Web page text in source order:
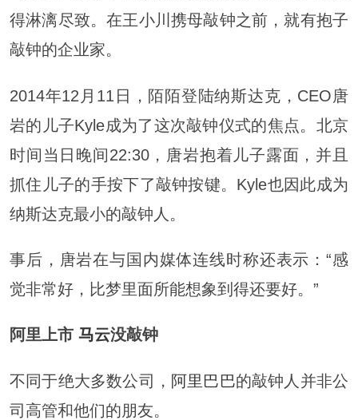
得淋漓尽致。在王小川携母敲钟之前，就有抱子
敲钟的企业家。
2014年12月11日，陌陌登陆纳斯达克，CEO唐
岩的儿子Kyle成为了这次敲钟仪式的焦点。北京
时间当日晚间22:30，唐岩抱着儿子露面，并且
抓住儿子的手按下了敲钟按键。Kyle也因此成为
纳斯达克最小的敲钟人。
事后，唐岩在与国内媒体连线时称还表示：“感
觉非常好，比梦里面所能想象到得还要好。”
阿里上市 马云没敲钟
不同于绝大多数公司， 阿里巴巴的敲钟人并非公
司高管和他们的朋友。